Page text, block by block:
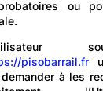
ou
pisobarrail.fr
à les